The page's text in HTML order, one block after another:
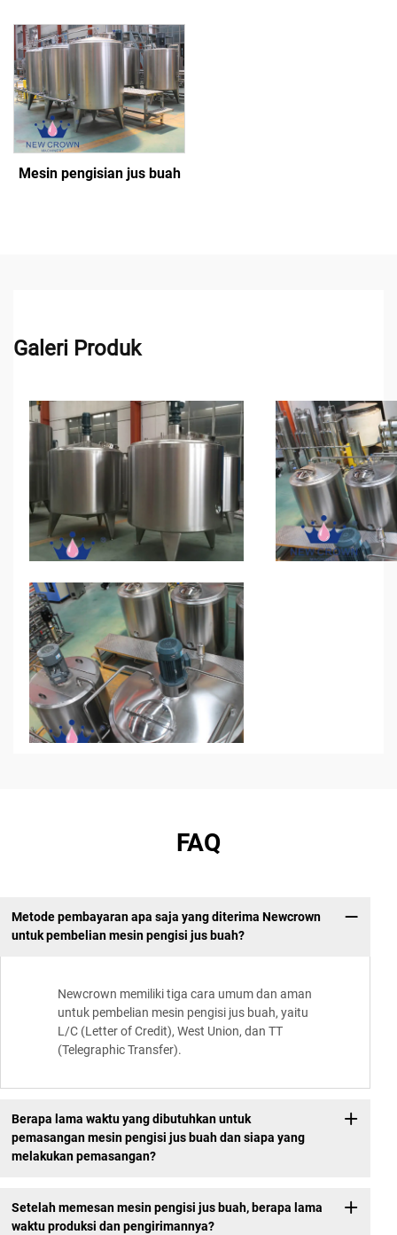
Mesin pengisian jus buah
Galeri Produk
FAQ
Metode pembayaran apa saja yang diterima Newcrown
untuk pembelian mesin pengisi jus buah?
Newcrown memiliki tiga cara umum dan aman
untuk pembelian mesin pengisi jus buah, yaitu
L/C (Letter of Credit), West Union, dan TT
(Telegraphic Transfer).
Berapa lama waktu yang dibutuhkan untuk
pemasangan mesin pengisi jus buah dan siapa yang
melakukan pemasangan?
Setelah memesan mesin pengisi jus buah, berapa lama
waktu produksi dan pengirimannya?